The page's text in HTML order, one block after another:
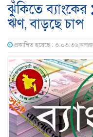
ঝুঁকিতে ব্যাংকের
ঋণ, বাড়ছে চাপ
প্রকাশিত হয়েছে :